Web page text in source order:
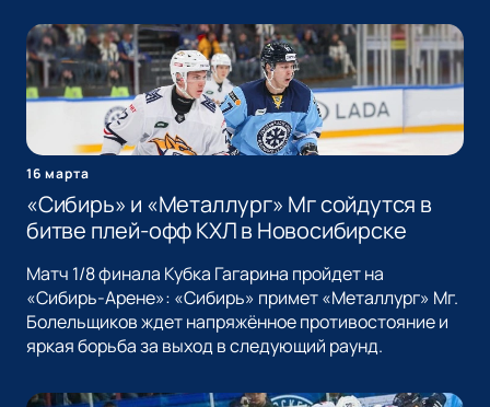
16 марта
«Сибирь» и «Металлург» Мг сойдутся в
битве плей-офф КХЛ в Новосибирске
Матч 1/8 финала Кубка Гагарина пройдет на
«Сибирь-Арене»: «Сибирь» примет «Металлург» Мг.
Болельщиков ждет напряжённое противостояние и
яркая борьба за выход в следующий раунд.